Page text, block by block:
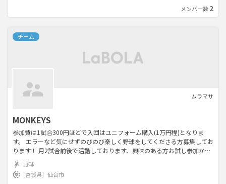
メンバー数2
チーム
ムラマサ
MONKEYS
参加費は1試合300円ほどで入団はユニフォーム購入(1万円程)となりま
す。 エラーなど気にせずのびのび楽しく野球をしてくださる方募集してお
ります！ 月2試合前後で活動しております、興味のある方お試し参加から
で良いので連絡お待ちしております(*^^*)
野球
［宮城県］ 仙台市